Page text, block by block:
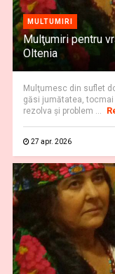
MULTUMIRI
Mulţumiri pentru
Oltenia
Mulţumesc din suflet
găsi jumătatea,
rezolva şi problem ...
27 apr. 2026